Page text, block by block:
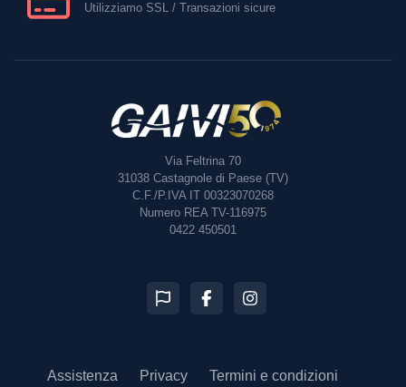
Utilizziamo SSL / Transazioni sicure
Via Feltrina 70
31038 Castagnole di Paese (TV)
C.F./P.IVA IT 00323070268
Numero REA TV-116975
0422 450501
Assistenza Privacy Termini e condizioni